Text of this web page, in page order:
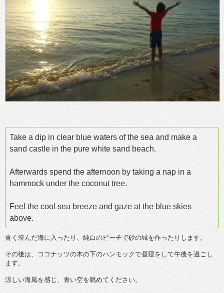
Take a dip in clear blue waters of the sea and make a
sand castle in the pure white sand beach.
Afterwards spend the afternoon by taking a nap in a
hammock under the coconut tree.
Feel the cool sea breeze and gaze at the blue skies
above.
青く澄んだ海に入ったり、純白のビーチで砂の城を作ったりします。
その後は、ココナッツの木の下のハンモックで昼寝をして午後を過ごし
ます。
涼しい海風を感じ、青い空を眺めてください。